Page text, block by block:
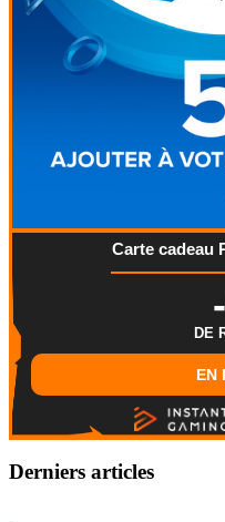
Carte cadeau
DE
EN
Derniers articles